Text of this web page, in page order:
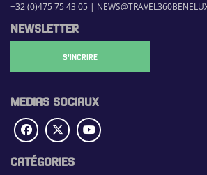
+32 (0)475 75 43 05 |
NEWSLETTER
S'INCRIRE
MEDIAS SOCIAUX
CATÉGORIES